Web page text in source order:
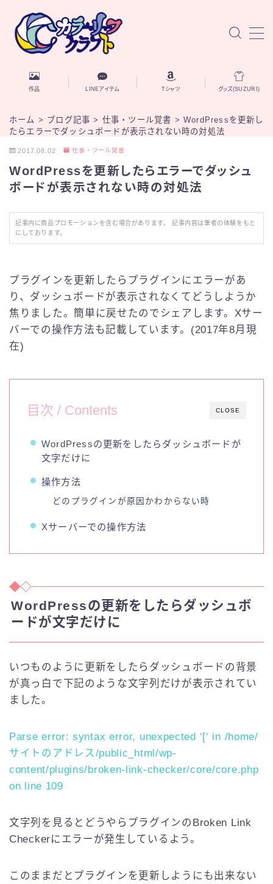
MENU
お知らせ
作品
AIと自己探究
ブログ記事
自己紹介
English
作品 LINEアイテム Tシャツ グッズ(SUZURI)
ホーム > ブログ記事 > 仕事・ツール覚書 >WordPressを更新し
たらエラーでダッシュボードが表示されない時の対処法
2017.08.02 仕事・ツール覚書
WordPressを更新したらエラーでダッシュ
ボードが表示されない時の対処法
記事内に商品プロモーションを含む場合があります。 記事内容は筆者の体験をもと
にしております。
プラグインを更新したらプラグインにエラーがあ
り、ダッシュボードが表示されなくてどうしようか
焦りました。簡単に戻せたのでシェアします。Xサー
バーでの操作方法も記載しています。(2017年8月現
在)
CLOSE
目次 / Contents
WordPressの更新をしたらダッシュボードが
文字だけに
操作方法
どのプラグインが原因かわからない時
Xサーバーでの操作方法
WordPressの更新をしたらダッシュボ
ードが文字だけに
いつものように更新をしたらダッシュボードの背景
が真っ白で下記のような文字列だけが表示されてい
ました。
Parse error: syntax error, unexpected ‘[‘ in /home/
サイトのアドレス/public_html/wp-
content/plugins/broken-link-checker/core/core.php
on line 109
文字列を見るとどうやらプラグインのBroken Link
Checkerにエラーが発生しているよう。
このままだとプラグインを更新しようにも出来ない